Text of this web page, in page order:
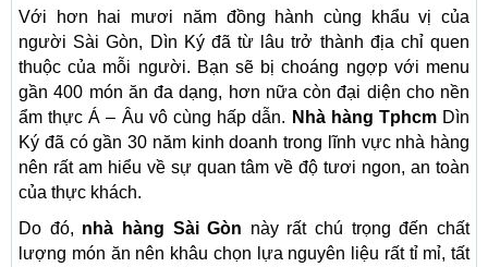
Với hơn hai mươi năm đồng hành cùng khẩu vị của
người Sài Gòn, Dìn Ký đã từ lâu trở thành địa chỉ quen
thuộc của mỗi người. Bạn sẽ bị choáng ngợp với menu
gần 400 món ăn đa dạng, hơn nữa còn đại diện cho nền
ẩm thực Á – Âu vô cùng hấp dẫn. Nhà hàng TphcmDìn
Ký đã có gần 30 năm kinh doanh trong lĩnh vực nhà hàng
nên rất am hiểu về sự quan tâm về độ tươi ngon, an toàn
của thực khách.
Do đó, nhà hàng Sài Gòn này rất chú trọng đến chất
lượng món ăn nên khâu chọn lựa nguyên liệu rất tỉ mỉ, tất